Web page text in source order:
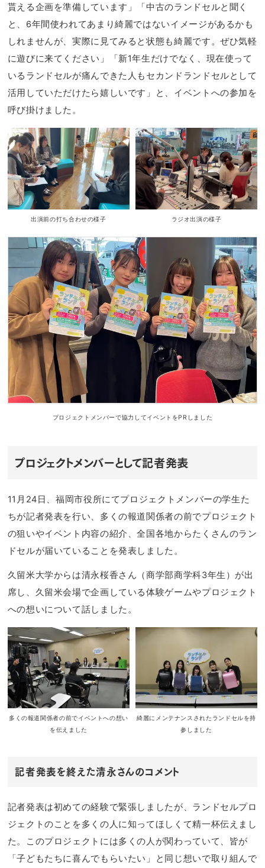
貰える企画を準備しています」「中古のランドセルと聞く
と、6年間使われてあまり綺麗ではないイメージがあるかも
しれませんが、実際に見てみると状態も綺麗です。ぜひ気軽
に遊びに来てください」「新1年生だけでなく、現在使って
いるランドセルが痛んできた人もセカンドランドセルとして
活用していただけたら嬉しいです」と、イベントへの参加を
呼び掛けました。
出演前の打ち合わせの様子 ラジオ出演の様子
プロジェクトメンバーで協力してイベントをPRしました
プロジェクトメンバーとして記者発表
11月24日、福岡市役所にてプロジェクトメンバーの学生た
ちが記者発表を行い、多くの報道関係者の前でプロジェクト
の狙いやイベント内容の紹介、全国各地からたくさんのラン
ドセルが届いていることを発表しました。
久留米大学からは清永桜香さん（商学部商学科3年生）が出
席し、久留米会場で企画している体験ゲームやプロジェクト
への想いについて話しました。
多くの報道関係者の前でイベントへの想い
を伝えました
綺麗にメンテナンスされたランドセルを持
参しました
記者発表を終えた清永さんのコメント
記者発表は初めての経験で緊張しましたが、ランドセルプロ
ジェクトのことを多くの人に知ってほしくて精一杯伝えまし
た。このプロジェクトには多くの人が関わっていて、皆が
「子どもたちに喜んでもらいたい」と同じ想いで取り組んで